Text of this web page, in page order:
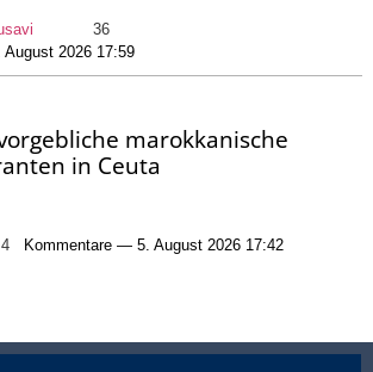
36
2026 17:59
marokkanische
in Ceuta
4 Kommentare — 5. August 2026 17:42